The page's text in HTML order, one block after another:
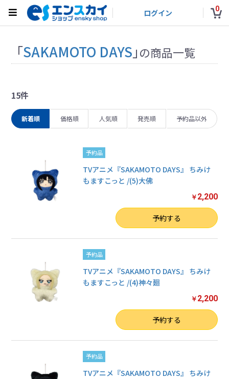
ログイン 0
「SAKAMOTO DAYS 」の商品一覧
15件
新着順 価格順 人気順 発売順 予約品以外
予約品
TVアニメ『SAKAMOTO DAYS』 ちみけ
もますこっと /(5)大佛
￥ 2,200
予約する
予約品
TVアニメ『SAKAMOTO DAYS』 ちみけ
もますこっと /(4)神々廻
￥ 2,200
予約する
予約品
TVアニメ『SAKAMOTO DAYS』 ちみけ